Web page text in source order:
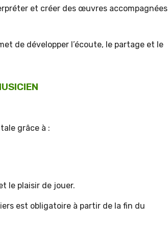
et créer des œuvres accompagnées
de développer l’écoute, le partage et le
grâce à :
le plaisir de jouer.
est obligatoire à partir de la fin du